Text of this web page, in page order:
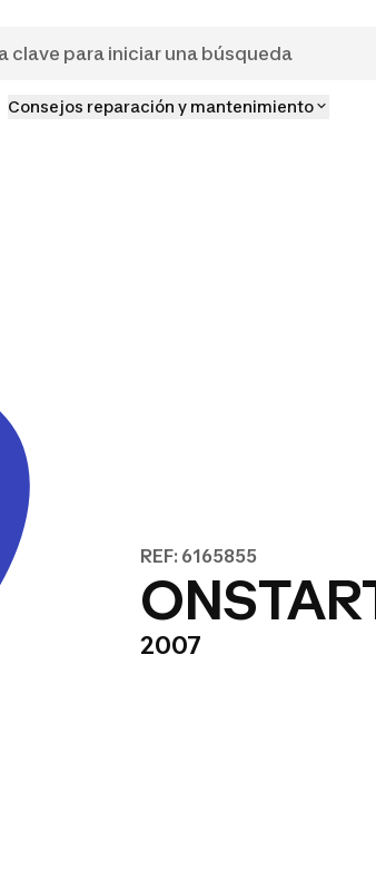
Consejos reparación y mantenimiento
REF: 6165855
2007